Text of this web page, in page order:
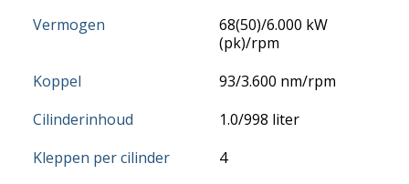
Vermogen
68(50)/6.000 kW
(pk)/rpm
Koppel
93/3.600 nm/rpm
Cilinderinhoud
1.0/998 liter
Kleppen per cilinder
4